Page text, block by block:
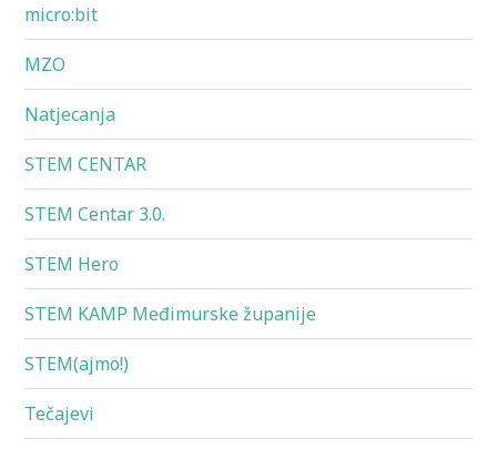
micro:bit
MZO
Natjecanja
STEM CENTAR
STEM Centar 3.0.
STEM Hero
STEM KAMP Međimurske županije
STEM(ajmo!)
Tečajevi